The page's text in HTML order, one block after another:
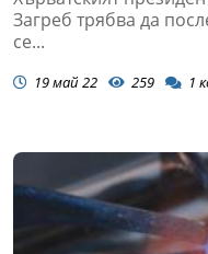
Загреб трябва да
се...
19 май 22 259 1